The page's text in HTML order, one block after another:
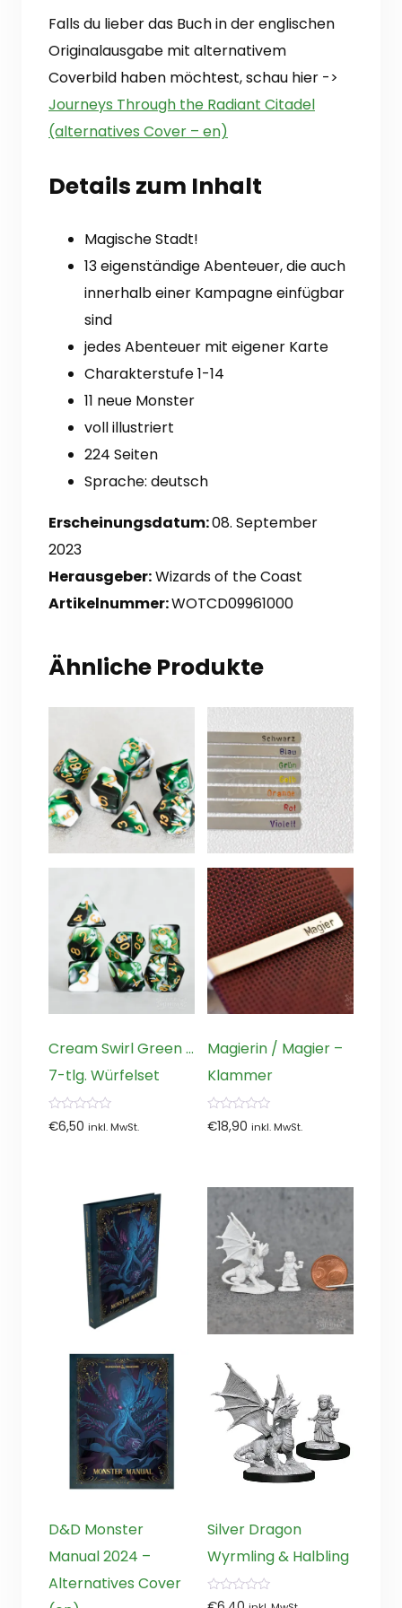
Falls du lieber das Buch in der englischen
Originalausgabe mit alternativem
Coverbild haben möchtest, schau hier ->
Journeys Through the Radiant Citadel
(alternatives Cover – en)
Details zum Inhalt
Magische Stadt!
13 eigenständige Abenteuer, die auch
innerhalb einer Kampagne einfügbar
sind
jedes Abenteuer mit eigener Karte
Charakterstufe 1-14
11 neue Monster
voll illustriert
224 Seiten
Sprache: deutsch
Erscheinungsdatum:08. September
2023
Herausgeber:Wizards of the Coast
Artikelnummer:WOTCD09961000
Ähnliche Produkte
Cream Swirl Green …
7-tlg. Würfelset
0
von
€6,50 inkl. MwSt.
Magierin / Magier –
Klammer
0
von
€18,90 inkl. MwSt.
D&D Monster
Manual 2024 –
Alternatives Cover
Silver Dragon
Wyrmling & Halbling
0